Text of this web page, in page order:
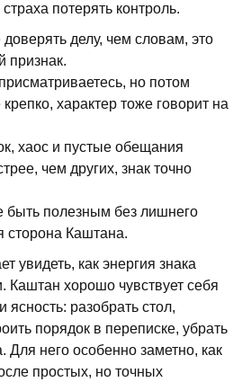
потерять контроль.
делу, чем словам, это
признак.
но потом
характер тоже говорит на
хаос и пустые обещания
чем других, знак точно
быть полезным без лишнего
сторона Каштана.
увидеть, как энергия знака
Каштан хорошо чувствует себя
ясность: разобрать стол,
порядок в переписке, убрать
Для него особенно заметно, как
простых, но точных